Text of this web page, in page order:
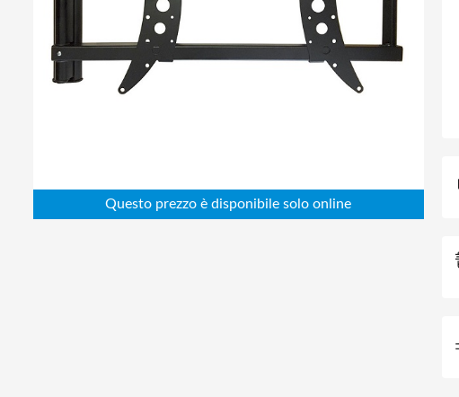
Abbigliamento da lavoro
Batterie
Elettronica
Edilizia